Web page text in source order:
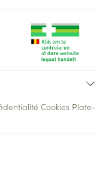
Cookies Plate-